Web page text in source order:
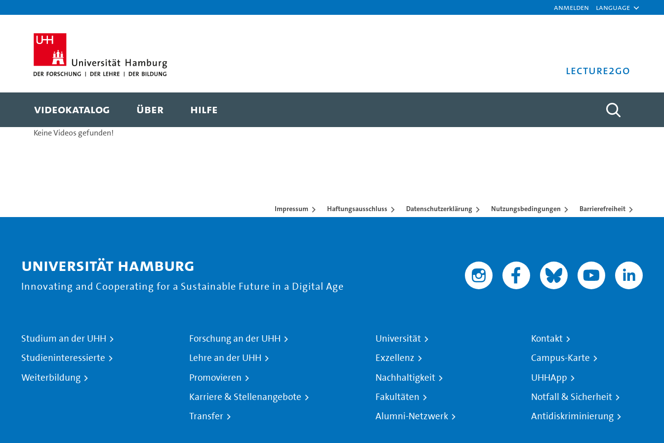
Anmelden Language
Lecture2Go
Videokatalog Über Hilfe
Keine Videos gefunden!
Impressum Haftungsausschluss Datenschutzerklärung Nutzungsbedingungen Barrierefreiheit
Universität Hamburg
Innovating and Cooperating for a Sustainable Future in a Digital Age
Studium an der UHH
Studieninteressierte
Weiterbildung
Forschung an der UHH
Lehre an der UHH
Promovieren
Karriere & Stellenangebote
Transfer
Universität
Exzellenz
Nachhaltigkeit
Fakultäten
Alumni-Netzwerk
Kontakt
Campus-Karte
UHHApp
Notfall & Sicherheit
Antidiskriminierung